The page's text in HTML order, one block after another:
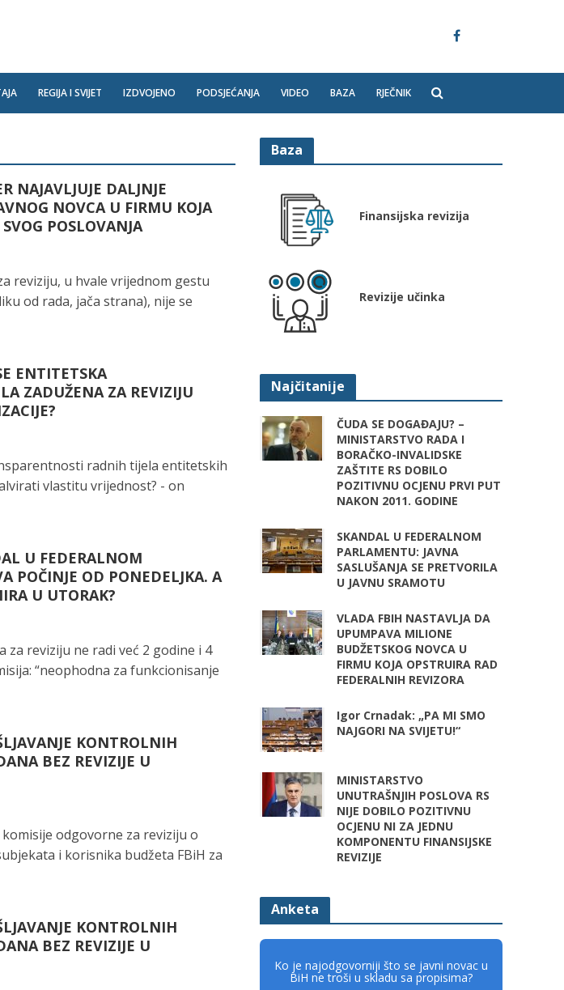
REGIJA I SVIJET IZDVOJENO PODSJEĆANJA VIDEO BAZA RJEČNIK
NAJAVLJUJE DALJNJE
NOVCA U FIRMU KOJA
POSLOVANJA
reviziju, u hvale vrijednom gestu
od rada, jača strana), nije se
ENTITETSKA
ZADUŽENA ZA REVIZIJU
radnih tijela entitetskih
vlastitu vrijednost? - on
U FEDERALNOM
POČINJE OD PONEDELJKA. A
U UTORAK?
za reviziju ne radi već 2 godine i 4
“neophodna za funkcionisanje
KONTROLNIH
BEZ REVIZIJE U
odgovorne za reviziju o
i korisnika budžeta FBiH za
KONTROLNIH
BEZ REVIZIJE U
Baza
Finansijska revizija
Revizije učinka
Najčitanije
ČUDA SE DOGAĐAJU? –
MINISTARSTVO RADA I
BORAČKO-INVALIDSKE
ZAŠTITE RS DOBILO
POZITIVNU OCJENU PRVI PUT
NAKON 2011. GODINE
SKANDAL U FEDERALNOM
PARLAMENTU: JAVNA
SASLUŠANJA SE PRETVORILA
U JAVNU SRAMOTU
VLADA FBIH NASTAVLJA DA
UPUMPAVA MILIONE
BUDŽETSKOG NOVCA U
FIRMU KOJA OPSTRUIRA RAD
FEDERALNIH REVIZORA
Igor Crnadak: „PA MI SMO
NAJGORI NA SVIJETU!“
MINISTARSTVO
UNUTRAŠNJIH POSLOVA RS
NIJE DOBILO POZITIVNU
OCJENU NI ZA JEDNU
KOMPONENTU FINANSIJSKE
REVIZIJE
Anketa
Ko je najodgovorniji što se javni novac u
BiH ne troši u skladu sa propisima?